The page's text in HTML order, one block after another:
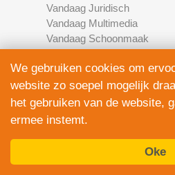
Vandaag Juridisch
Vandaag Multimedia
Vandaag Schoonmaak
Vandaag Elektronica
Vandaag Financieel
Vandaag Development
Vandaag Marketing
We gebruiken cookies om
website zo soepel mogelijk
het gebruiken van de website,
ermee instemt.
Oke